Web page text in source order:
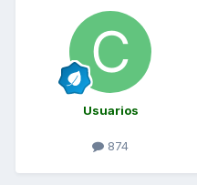
Usuarios
874